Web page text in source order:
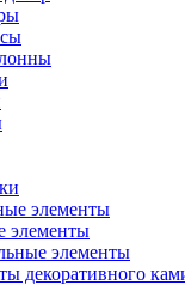
элементы
элементы
элементы
декоративного